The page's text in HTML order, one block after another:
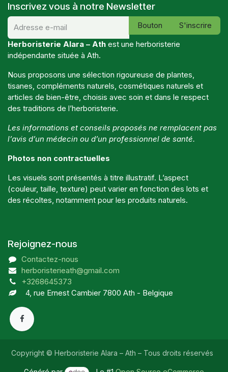
Inscrivez vous à notre Newsletter
Bouton
S'inscrire
Herboristerie Alara – Ath est une herboristerie
indépendante située à Ath.
Nous proposons une sélection rigoureuse de plantes,
tisanes, compléments naturels, cosmétiques naturels et
articles de bien-être, choisis avec soin et dans le respect
des traditions de l’herboristerie.
Les informations et conseils proposés ne remplacent pas
l’avis d’un médecin ou d’un professionnel de santé.
Photos non contractuelles
Les visuels sont présentés à titre illustratif. L’aspect
(couleur, taille, texture) peut varier en fonction des lots et
des récoltes, notamment pour les produits naturels.
Rejoignez-nous
Contactez-nous
herboristerieath@gmail.com
+3268645373
4, rue Ernest Cambier 7800 Ath - Belgique
Copyright © Herboristerie Alara – Ath – Tous droits réservés